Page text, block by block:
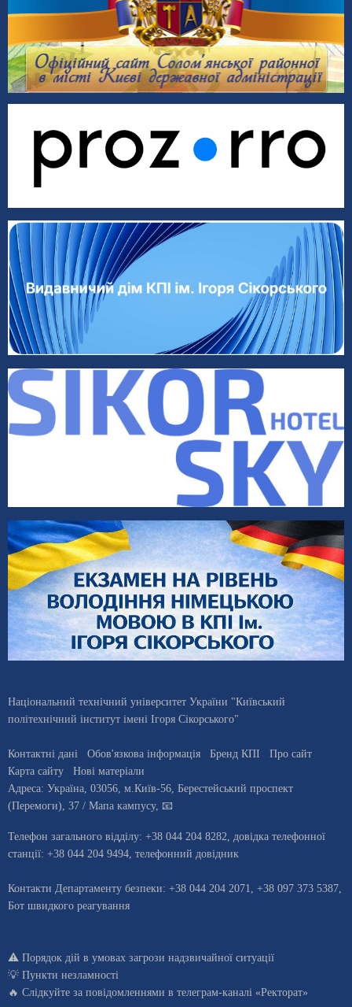
Національний технічний університет України "Київський
політехнічний інститут імені Ігоря Сікорського"
Контактні дані Обов'язкова інформація Бренд КПІ
Про сайт
Карта сайту
Нові матеріали
Адреса: Україна 03056 , м. Київ-56, Берестейський проспект
(Перемоги), 37 / Мапа кампусу, 📧
Телефон загального відділу: +38 044 204 8282 , довiдка телефонної
станцiї: +38 044 204 9494 телефонний довідник
Контакти Департаменту безпеки: +38 044 204 2071, +38 097 373 5387,
Бот швидкого реагування
⚠️ Порядок дій в умовах загрози надзвичайної ситуації
💡 Пункти незламності
🔥 Слідкуйте за повідомленнями в телеграм-каналі «Ректорат»